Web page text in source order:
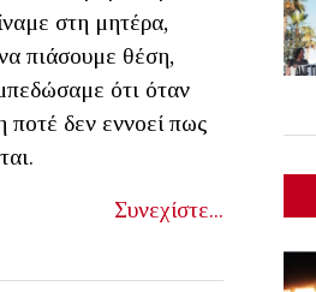
στη μητέρα,
πιάσουμε θέση,
ότι όταν
ποτέ δεν εννοεί πως
Συνεχίστε...